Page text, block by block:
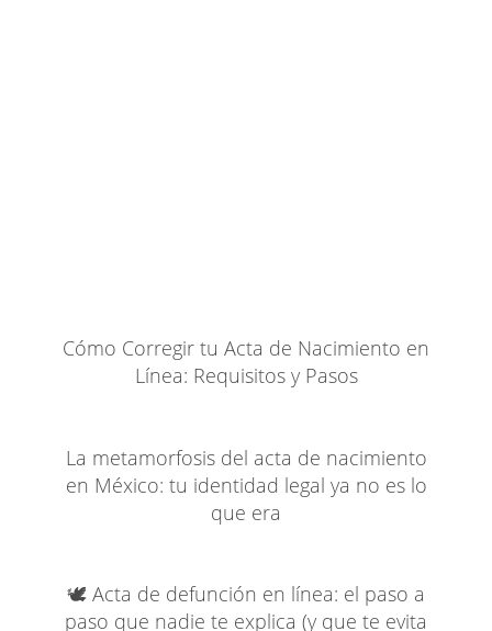
Cómo Corregir tu Acta de Nacimiento en
Línea: Requisitos y Pasos
La metamorfosis del acta de nacimiento
en México: tu identidad legal ya no es lo
que era
🕊️ Acta de defunción en línea: el paso a
paso que nadie te explica (y que te evita